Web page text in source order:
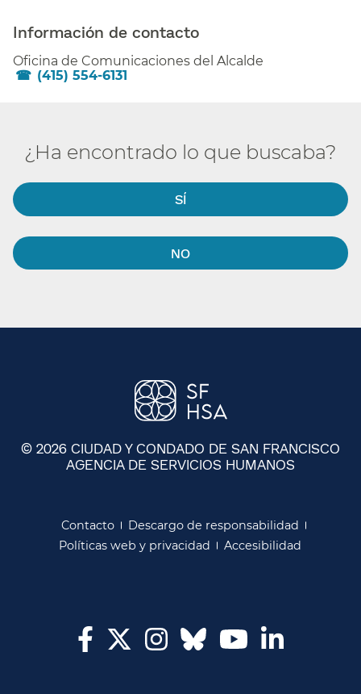
Información de contacto​​
Oficina de Comunicaciones del Alcalde​​
(415) 554-6131
¿Ha encontrado lo que buscaba?​​
SÍ​​
NO​​
© 2026 CIUDAD Y CONDADO DE SAN FRANCISCO
AGENCIA DE SERVICIOS HUMANOS
Contacto​​
Descargo de responsabilidad​​
Políticas web y privacidad​​
Accesibilidad​​